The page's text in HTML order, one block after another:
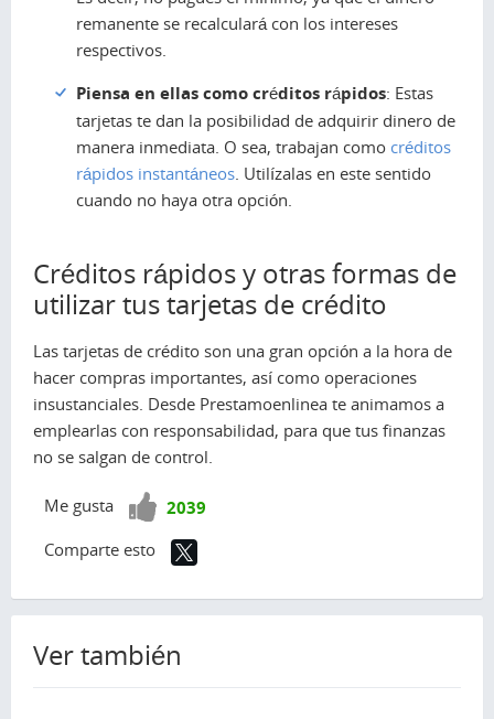
remanente se recalculará con los intereses
respectivos.
Piensa en ellas como créditos rápidos: Estas
tarjetas te dan la posibilidad de adquirir dinero de
manera inmediata. O sea, trabajan como créditos
rápidos instantáneos . Utilízalas en este sentido
cuando no haya otra opción.
Créditos rápidos y otras formas de
utilizar tus tarjetas de crédito
Las tarjetas de crédito son una gran opción a la hora de
hacer compras importantes, así como operaciones
insustanciales. Desde Prestamoenlinea te animamos a
emplearlas con responsabilidad, para que tus finanzas
no se salgan de control.
Me gusta
¡Vota2039
Comparte esto
Ver también